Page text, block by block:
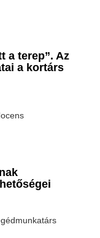
a terep”. Az
a kortárs